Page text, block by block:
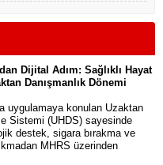
Dijital Adım: Sağlıklı Hayat
Danışmanlık Dönemi
uygulamaya konulan Uzaktan
Sistemi (UHDS) sayesinde
destek, sigara bırakma ve
MHRS üzerinden